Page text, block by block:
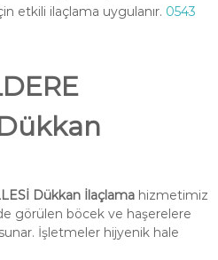
etkili ilaçlama uygulanır. 0543
Dükkan İlaçlamahizmetimiz
görülen böcek ve haşerelere
İşletmeler hijyenik hale